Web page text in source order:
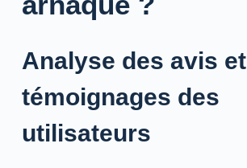
Analyse des avis et
témoignages des
utilisateurs